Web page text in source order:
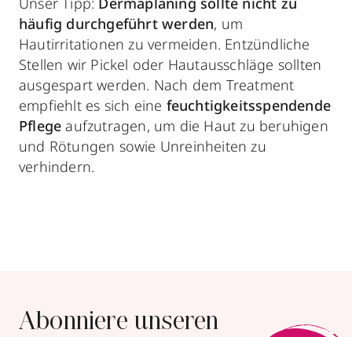
häufig durchgeführt werden, um
Hautirritationen zu vermeiden. Entzündliche
Stellen wir Pickel oder Hautausschläge sollten
ausgespart werden. Nach dem Treatment
empfiehlt es sich eine feuchtigkeitsspendende
Pflege aufzutragen, um die Haut zu beruhigen
und Rötungen sowie Unreinheiten zu
verhindern.
Abonniere unseren